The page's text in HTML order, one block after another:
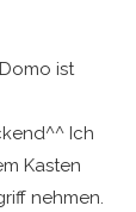
ist
Ich
Kasten
nehmen.